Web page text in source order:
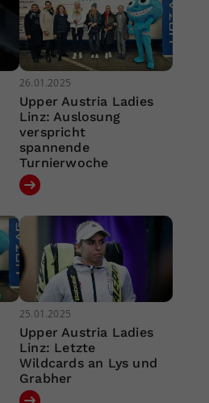
26.01.2025
Upper Austria Ladies
Linz: Auslosung
verspricht
spannende
Turnierwoche
25.01.2025
Upper Austria Ladies
Linz: Letzte
Wildcards an Lys und
Grabher